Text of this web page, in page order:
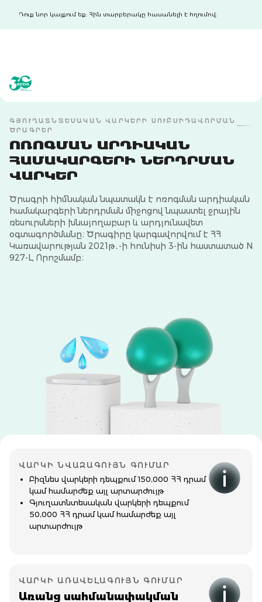
Դուք նոր կայքում եք: Հին տարբերակը հասանելի է հղումով:
ԳՅՈՒՂԱՏՆՏԵՍԱԿԱՆ ՎԱՐԿԵՐԻ ՍՈՒԲՍԻԴԱՎՈՐՄԱՆ
ԾՐԱԳՐԵՐ
ՈՌՈԳՄԱՆ ԱՐԴԻԱԿԱՆ
ՀԱՄԱԿԱՐԳԵՐԻ ՆԵՐԴՐՄԱՆ
ՎԱՐԿԵՐ
Ծրագրի հիմնական նպատակն է ոռոգման արդիական
համակարգերի ներդրման միջոցով նպաստել ջրային
ռեսուրսների խնայողաբար և արդյունավետ
օգտագործմանը։ Ծրագիրը կարգավորվում է ՀՀ
Կառավարության 2021թ․-ի հունիսի 3-ին հաստատած N
927-Լ Որոշմամբ։
ՎԱՐԿԻ ՆՎԱԶԱԳՈՒՅՆ ԳՈՒՄԱՐ
Բիզնես վարկերի դեպքում 150,000 ՀՀ դրամ
կամ համարժեք այլ արտարժույթ
Գյուղատնտեսական վարկերի դեպքում
50,000 ՀՀ դրամ կամ համարժեք այլ
արտարժույթ
ՎԱՐԿԻ ԱՌԱՎԵԼԱԳՈՒՅՆ ԳՈՒՄԱՐ
Առանց սահմանափակման